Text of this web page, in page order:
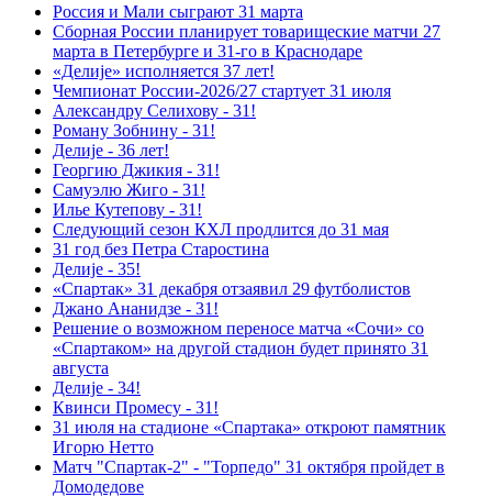
Россия и Мали сыграют 31 марта
Сборная России планирует товарищеские матчи 27
марта в Петербурге и 31-го в Краснодаре
«Делиjе» исполняется 37 лет!
Чемпионат России-2026/27 стартует 31 июля
Александру Селихову - 31!
Роману Зобнину - 31!
Делиjе - 36 лет!
Георгию Джикия - 31!
Самуэлю Жиго - 31!
Илье Кутепову - 31!
Следующий сезон КХЛ продлится до 31 мая
31 год без Петра Старостина
Делиjе - 35!
«Спартак» 31 декабря отзаявил 29 футболистов
Джано Ананидзе - 31!
Решение о возможном переносе матча «Сочи» со
«Спартаком» на другой стадион будет принято 31
августа
Делиjе - 34!
Квинси Промесу - 31!
31 июля на стадионе «Спартака» откроют памятник
Игорю Нетто
Матч "Спартак-2" - "Торпедо" 31 октября пройдет в
Домодедове